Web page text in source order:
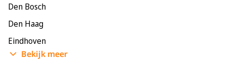
Den Bosch
Den Haag
Eindhoven
Enschede
Bekijk meer